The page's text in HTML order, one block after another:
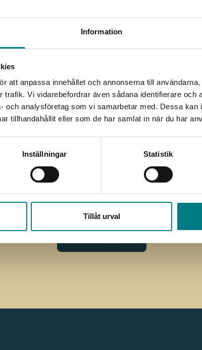
Information
att anpassa innehållet och annonserna till
Vi vidarebefordrar även sådana identifierare och
och analysföretag som vi samarbetar med. Dessa kan
tillhandahållit eller som de har samlat in när du har
Inställningar Statistik
Tillåt urval
har läst och förstått Mared Components